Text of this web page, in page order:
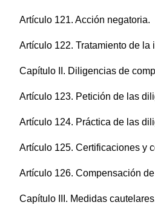
Artículo 121. Acción negatoria.
Artículo 122. Tratamiento de la
Capítulo II. Diligencias de
Artículo 123. Petición de las
Artículo 124. Práctica de las
Artículo 125. Certificaciones y
Artículo 126. Compensación
Capítulo III. Medidas